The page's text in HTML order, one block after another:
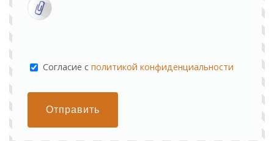
Cогласие сполитикой конфиденциальности
Отправить